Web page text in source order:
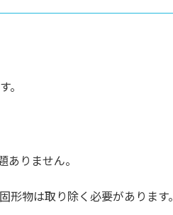
。
りません。
物は取り除く必要があります。